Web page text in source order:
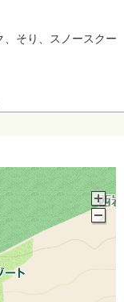
そり、スノースクー